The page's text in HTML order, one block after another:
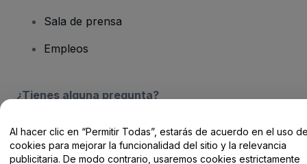
Sala de prensa
Empleos
¿Tienes alguna pregunta?
Centro de Ayuda / Contacto
Al hacer clic en “Permitir Todas”, estarás de acuerdo en el uso
cookies para mejorar la funcionalidad del sitio y la relevancia
publicitaria. De modo contrario, usaremos cookies estrictamente